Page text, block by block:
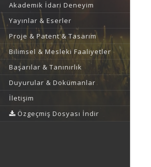
Akademik İdari Deneyim
Yayınlar & Eserler
Proje & Patent & Tasarım
Bilimsel & Mesleki Faaliyetler
Başarılar & Tanınırlık
Duyurular & Dokümanlar
İletişim
Özgeçmiş Dosyası İndir